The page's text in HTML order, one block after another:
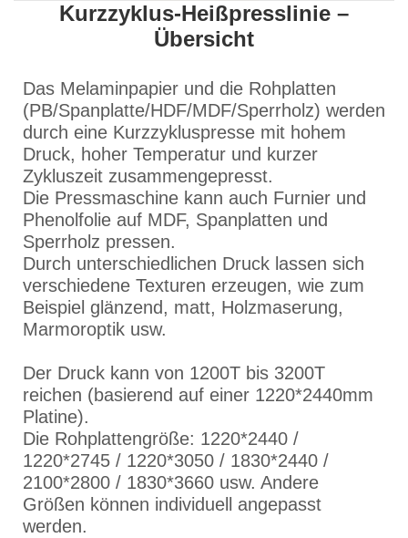
Kurzzyklus-Heißpresslinie –
Übersicht
Das Melaminpapier und die Rohplatten
(PB/Spanplatte/HDF/MDF/Sperrholz) werden
durch eine Kurzzykluspresse mit hohem
Druck, hoher Temperatur und kurzer
Zykluszeit zusammengepresst.
Die Pressmaschine kann auch Furnier und
Phenolfolie auf MDF, Spanplatten und
Sperrholz pressen.
Durch unterschiedlichen Druck lassen sich
verschiedene Texturen erzeugen, wie zum
Beispiel glänzend, matt, Holzmaserung,
Marmoroptik usw.
Der Druck kann von 1200T bis 3200T
reichen (basierend auf einer 1220*2440mm
Platine).
Die Rohplattengröße: 1220*2440 /
1220*2745 / 1220*3050 / 1830*2440 /
2100*2800 / 1830*3660 usw. Andere
Größen können individuell angepasst
werden.